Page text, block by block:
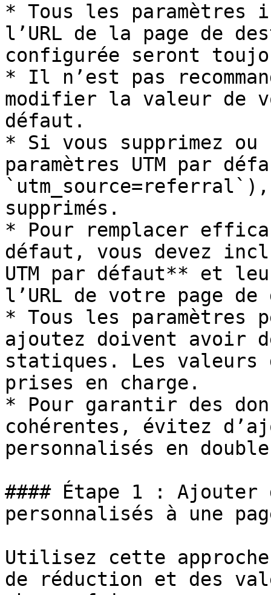
* Tous les paramètres
l’URL de la page de
configurée seront
* Il n’est pas
modifier la valeur de
défaut.
* Si vous supprimez ou
paramètres UTM par
supprimés.
* Pour remplacer
défaut, vous devez
UTM par défaut** et
l’URL de votre page
* Tous les paramètres
ajoutez doivent avoir
statiques. Les valeurs
prises en charge.
* Pour garantir des
cohérentes, évitez
personnalisés en
#### Étape 1 : Ajouter
personnalisés à une
Utilisez cette
de réduction et des